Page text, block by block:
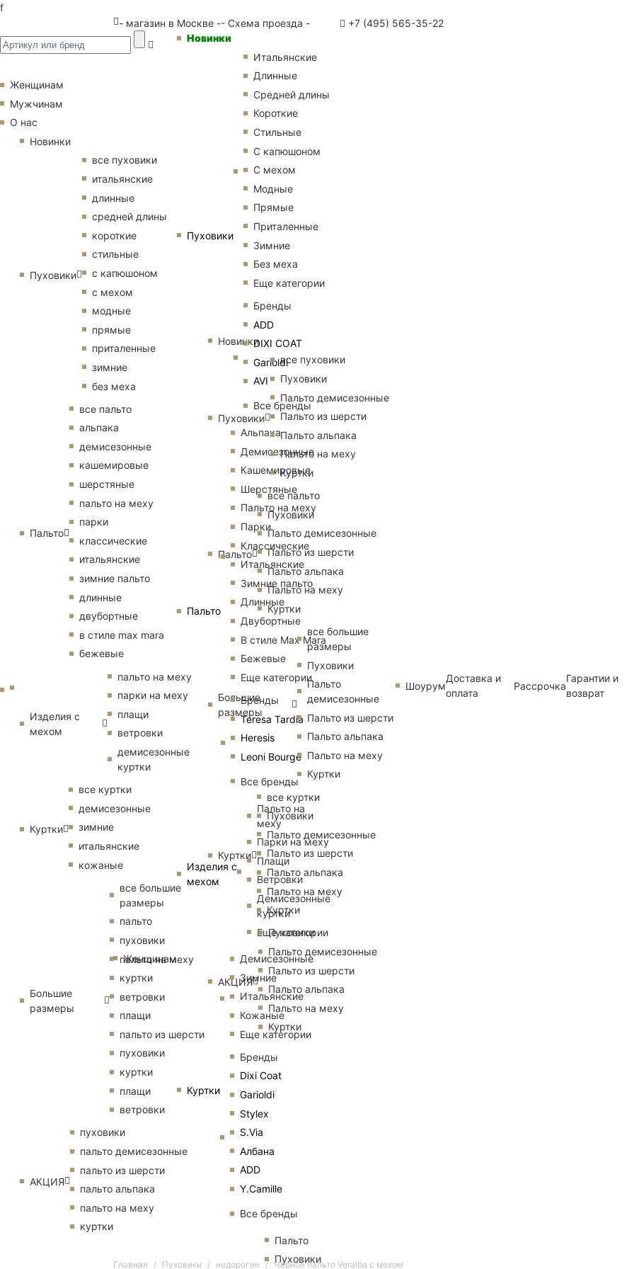
f
- магазин в Москве -- Схема проезда - +7 (495) 565-35-22
Женщинам
Новинки
Пуховики
Итальянские
Длинные
Средней длины
Короткие
Стильные
С капюшоном
С мехом
Модные
Прямые
Приталенные
Зимние
Без меха
Еще категории
Бренды
ADD
DIXI COAT
Garioldi
AVI
Все бренды
Пальто
Альпака
Демисезонные
Кашемировые
Шерстяные
Пальто на меху
Парки
Классические
Итальянские
Зимние пальто
Длинные
Двубортные
В стиле Max Mara
Бежевые
Еще категории
Бренды
Teresa Tardia
Heresis
Leoni Bourge
Все бренды
Изделия с
мехом
Пальто на
меху
Парки на меху
Плащи
Ветровки
Демисезонные
куртки
Еще категории
Куртки
Демисезонные
Зимние
Итальянские
Кожаные
Еще категории
Бренды
Dixi Coat
Garioldi
Stylex
S.Via
Албана
ADD
Y.Camille
Все бренды
Пальто
Пуховики
Женщинам
Мужчинам
О нас
Новинки
Пуховики
все пуховики
итальянские
длинные
средней длины
короткие
стильные
с капюшоном
с мехом
модные
прямые
приталенные
зимние
без меха
Пальто
все пальто
альпака
демисезонные
кашемировые
шерстяные
пальто на меху
парки
классические
итальянские
зимние пальто
длинные
двубортные
в стиле max mara
бежевые
Изделия с
мехом
пальто на меху
парки на меху
плащи
ветровки
демисезонные
куртки
Куртки
все куртки
демисезонные
зимние
итальянские
кожаные
Большие
размеры
все большие
размеры
пальто
пуховики
пальто на меху
куртки
ветровки
плащи
пальто из шерсти
пуховики
куртки
плащи
ветровки
АКЦИЯ
пуховики
пальто демисезонные
пальто из шерсти
пальто альпака
пальто на меху
куртки
Новинки
Пуховики
все пуховики
Пуховики
Пальто демисезонные
Пальто из шерсти
Пальто альпака
Пальто на меху
Куртки
Пальто
все пальто
Пуховики
Пальто демисезонные
Пальто из шерсти
Пальто альпака
Пальто на меху
Куртки
Большие
размеры
все большие
размеры
Пуховики
Пальто
демисезонные
Пальто из шерсти
Пальто альпака
Пальто на меху
Куртки
Куртки
все куртки
Пуховики
Пальто демисезонные
Пальто из шерсти
Пальто альпака
Пальто на меху
Куртки
АКЦИЯ
Пуховики
Пальто демисезонные
Пальто из шерсти
Пальто альпака
Пальто на меху
Куртки
Шоурум
Доставка и
оплата
Рассрочка
Гарантии и
возврат
Главная Пуховики недорогие Черное пальто Veralba с мехом